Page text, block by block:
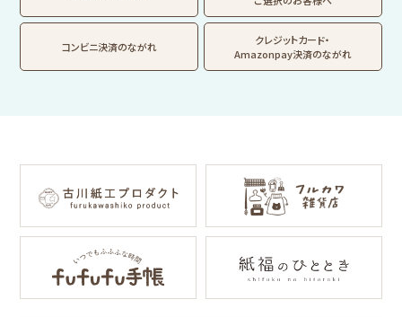
お菓子などうぶつ
工房
キャラクター別
サンリオキャラクタ
ーズ
コラボ別
NIPPON365 の商品を見る
コンビニ決済のながれ
クレジットカード・
Amazonpay決済のながれ